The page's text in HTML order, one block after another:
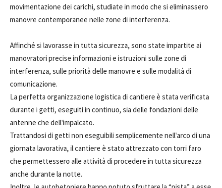
movimentazione dei carichi, studiate in modo che si eliminassero
manovre contemporanee nelle zone di interferenza.
Affinché si lavorasse in tutta sicurezza, sono state impartite ai
manovratori precise informazioni e istruzioni sulle zone di
interferenza, sulle priorità delle manovre e sulle modalità di
comunicazione.
La perfetta organizzazione logistica di cantiere è stata verificata
durante i getti, eseguiti in continuo, sia delle fondazioni delle
antenne che dell'impalcato.
Trattandosi di getti non eseguibili semplicemente nell'arco di una
giornata lavorativa, il cantiere è stato attrezzato con torri faro
che permettessero alle attività di procedere in tutta sicurezza
anche durante la notte.